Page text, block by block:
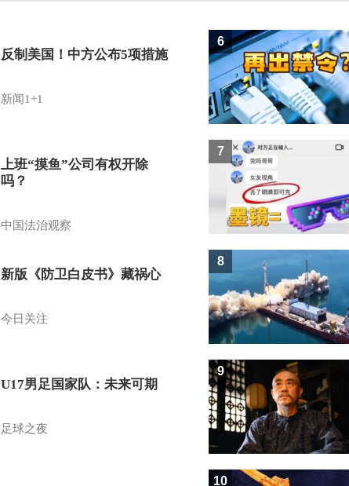
反制美国！中方公布5项措施
新闻1+1
上班“摸鱼”公司有权开除
吗？
中国法治观察
新版《防卫白皮书》藏祸心
今日关注
U17男足国家队：未来可期
足球之夜
6
7
8
9
10